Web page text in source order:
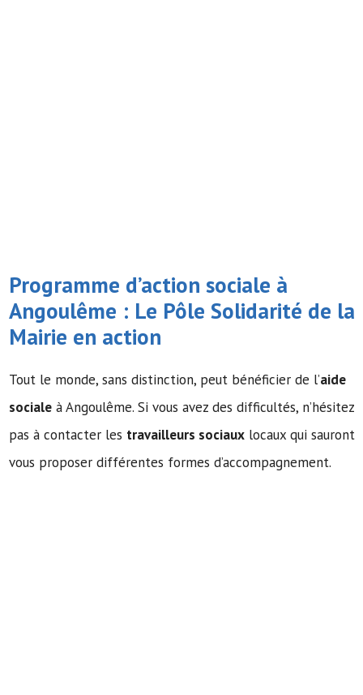
Programme d’action sociale à
Angoulême : Le Pôle Solidarité de la
Mairie en action
Tout le monde, sans distinction, peut bénéficier de l’aide
sociale à Angoulême. Si vous avez des difficultés, n’hésitez
pas à contacter les travailleurs sociaux locaux qui sauront
vous proposer différentes formes d’accompagnement.